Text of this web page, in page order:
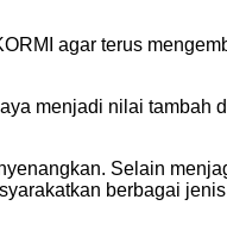
agar terus
menjadi nilai tambah
Selain
berbagai